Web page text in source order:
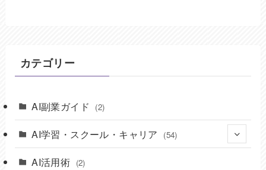
カテゴリー
AI副業ガイド (2)
AI学習・スクール・キャリア (54)
AI活用術 (2)